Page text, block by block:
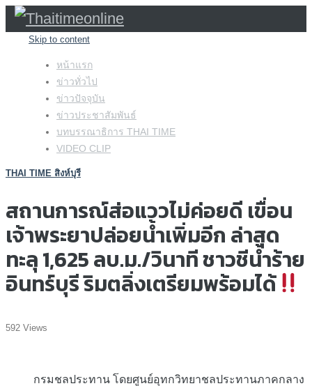
Skip to content
หน้าแรก
ข่าวทั่วไป
ข่าวปัจจุบัน
ข่าวประชาสัมพันธ์
บทบรรณาธิการ THAI TIME
VIDEO CLIP
THAI TIME สิงห์บุรี
สถานการณ์ส่อแววไม่ค่อยดี เขื่อน
เจ้าพระยาปล่อยน้ำเพิ่มอีก ล่าสุด
ทะลุ 1,625 ลบ.ม./วินาที ชาวชีน้ำร้าย
อินทร์บุรี ริมตลิ่งเตรียมพร้อมได้
592 Views
กรมชลประทาน โดยศูนย์อุทกวิทยาชลประทานภาคกลาง